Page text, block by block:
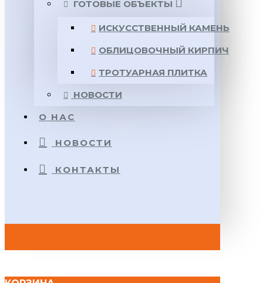
ГОТОВЫЕ ОБЪЕКТЫ
ИСКУССТВЕННЫЙ КАМЕНЬ
ОБЛИЦОВОЧНЫЙ КИРПИЧ
ТРОТУАРНАЯ ПЛИТКА
НОВОСТИ
О НАС
НОВОСТИ
КОНТАКТЫ